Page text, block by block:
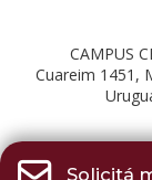
Solicitá
CAMPUS
Cuareim 1451,